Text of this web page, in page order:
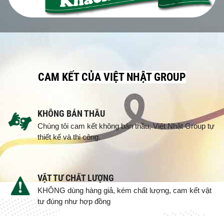
CAM KẾT CỦA VIỆT NHẬT GROUP
KHÔNG BÁN THẦU
Chúng tôi cam kết không bán thầu, Việt Nhật Group tự
thiết kế và thi công.
VẬT TƯ CHẤT LƯỢNG
KHÔNG dùng hàng giả, kém chất lượng, cam kết vật
tư đúng như hợp đồng